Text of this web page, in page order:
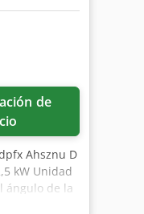
Ahsznu D
kW Unidad
ángulo de la
de avance